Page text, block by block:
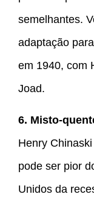
semelhantes.
adaptação
em 1940, com
Joad.
6. Misto-
Henry
pode ser pior
Unidos da